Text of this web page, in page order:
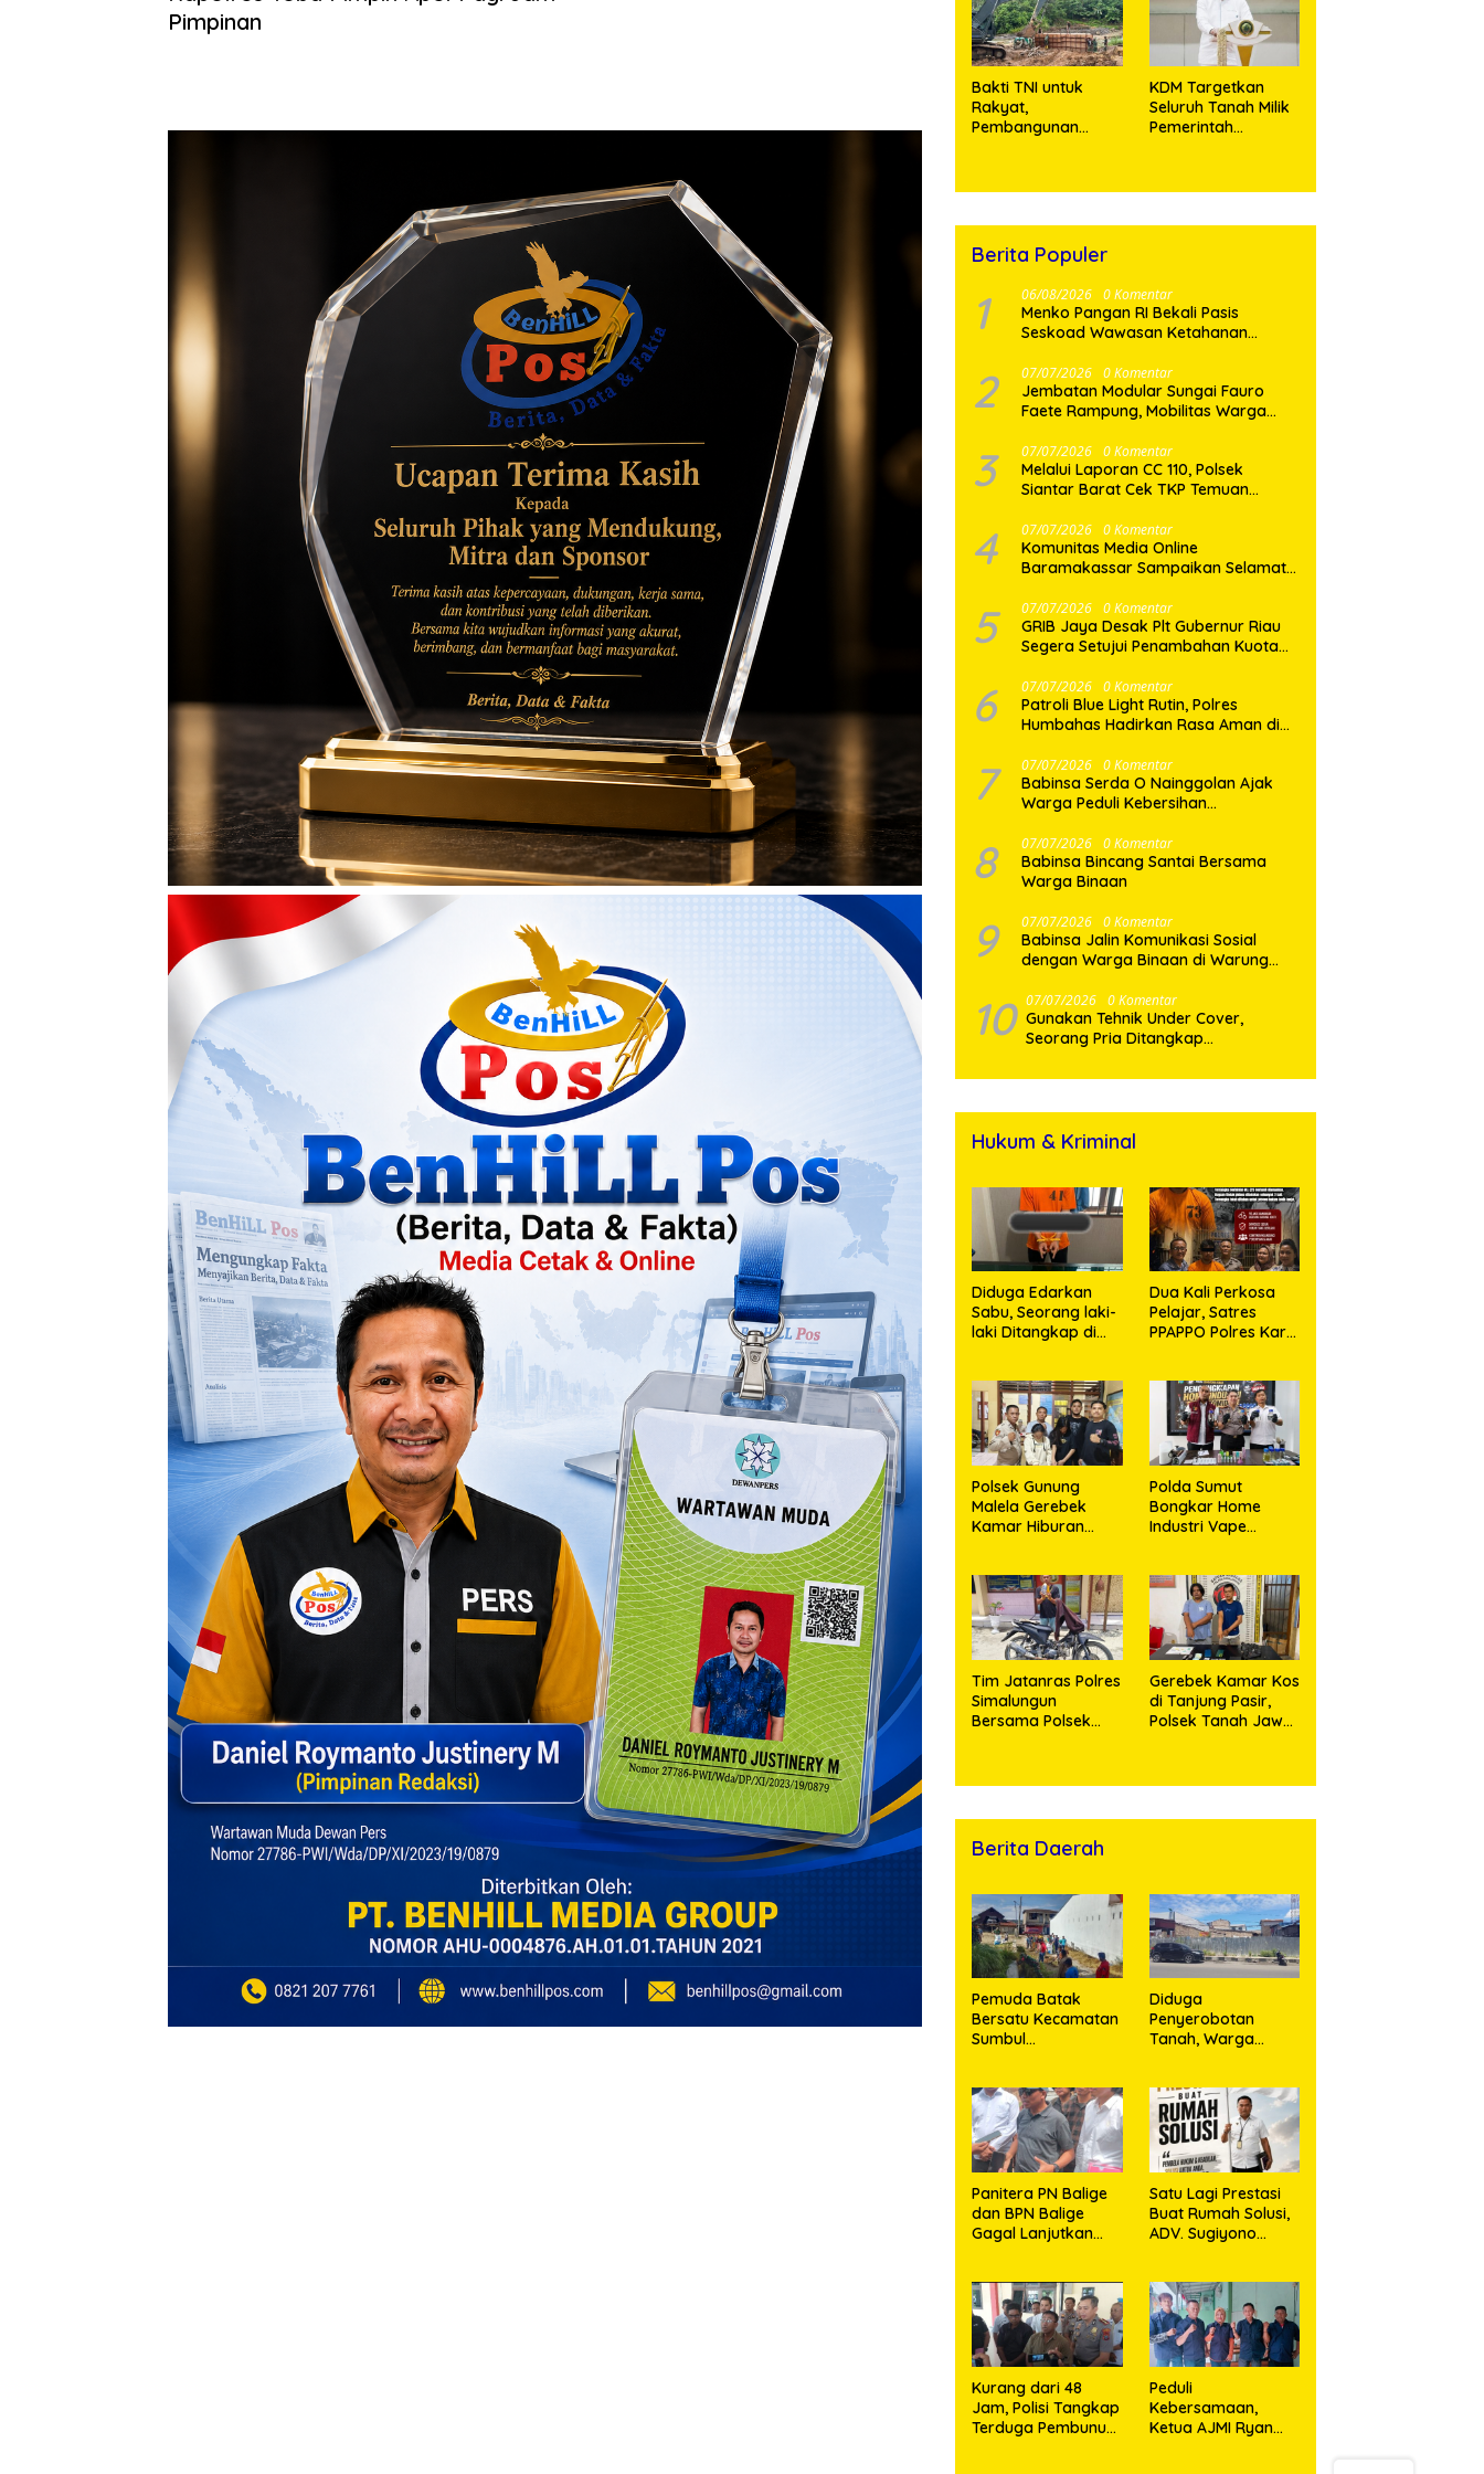
Pimpinan
Miliar
Bakti TNI untuk
Rakyat,
Pembangunan
Abutmen
KDM Targetkan
Seluruh Tanah Milik
Pemerintah
Berita Populer
1 06/08/2026 0 Komentar
Menko Pangan RI Bekali Pasis
Seskoad Wawasan Ketahanan
2 07/07/2026 0 Komentar
Jembatan Modular Sungai Fauro
Faete Rampung, Mobilitas Warga
3 07/07/2026 0 Komentar
Melalui Laporan CC 110, Polsek
Siantar Barat Cek TKP Temuan
4 07/07/2026 0 Komentar
Komunitas Media Online
Baramakassar Sampaikan Selamat
Sulaiman atas Amanah Jabatan
Baru
5 07/07/2026 0 Komentar
GRIB Jaya Desak Plt Gubernur Riau
Segera Setujui Penambahan Kuota
Tertampung
6 07/07/2026 0 Komentar
Patroli Blue Light Rutin, Polres
Humbahas Hadirkan Rasa Aman di
7 07/07/2026 0 Komentar
Babinsa Serda O Nainggolan Ajak
Warga Peduli Kebersihan
8 07/07/2026 0 Komentar
Babinsa Bincang Santai Bersama
Warga Binaan
9 07/07/2026 0 Komentar
Babinsa Jalin Komunikasi Sosial
dengan Warga Binaan di Warung
10 07/07/2026 0 Komentar
Gunakan Tehnik Under Cover,
Seorang Pria Ditangkap
Barang Buktinya ‎
Hukum & Kriminal
Diduga Edarkan
Sabu, Seorang laki-
laki Ditangkap di
Timbangan Digital
dan Puluhan Plastik
Klip
Dua Kali Perkosa
Pelajar, Satres
PPAPPO Polres Karo
Polsek Gunung
Malela Gerebek
Kamar Hiburan
Penikmat Sabu
Menangis Saat
Diringkus
Polda Sumut
Bongkar Home
Industri Vape
Baku Diduga
Dipasok dari
Kamboja
Tim Jatanras Polres
Simalungun
Bersama Polsek
Tersangka
Gerebek Kamar Kos
di Tanjung Pasir,
Polsek Tanah Jawa
Berita Daerah
Pemuda Batak
Bersatu Kecamatan
Sumbul
Pembersihan
Massal Sambut HUT
Korem 023/KS dan
HUT Ke-81
Kemerdekaan RI
Diduga
Penyerobotan
Tanah, Warga
Memperjuangkan
Hak Kepemilikan
Panitera PN Balige
dan BPN Balige
Gagal Lanjutkan
Sebut Objek Salah
Lokasi
Satu Lagi Prestasi
Buat Rumah Solusi,
ADV. Sugiyono
Kurang dari 48
Jam, Polisi Tangkap
Terduga Pembunuh
Peduli
Kebersamaan,
Ketua AJMI Ryan